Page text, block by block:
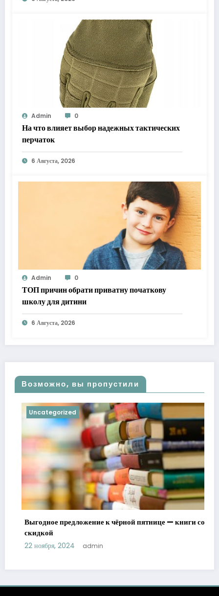
Admin 0
На что влияет выбор надежных тактических
перчаток
6 Августа, 2026
Admin 0
ТОП причин обрати приватну початкову
школу для дитини
6 Августа, 2026
Возможно, вы пропустили
Uncategorized
Выгодное предложение к чёрной пятнице — книги со
скидкой
22 ноября, 2024 admin